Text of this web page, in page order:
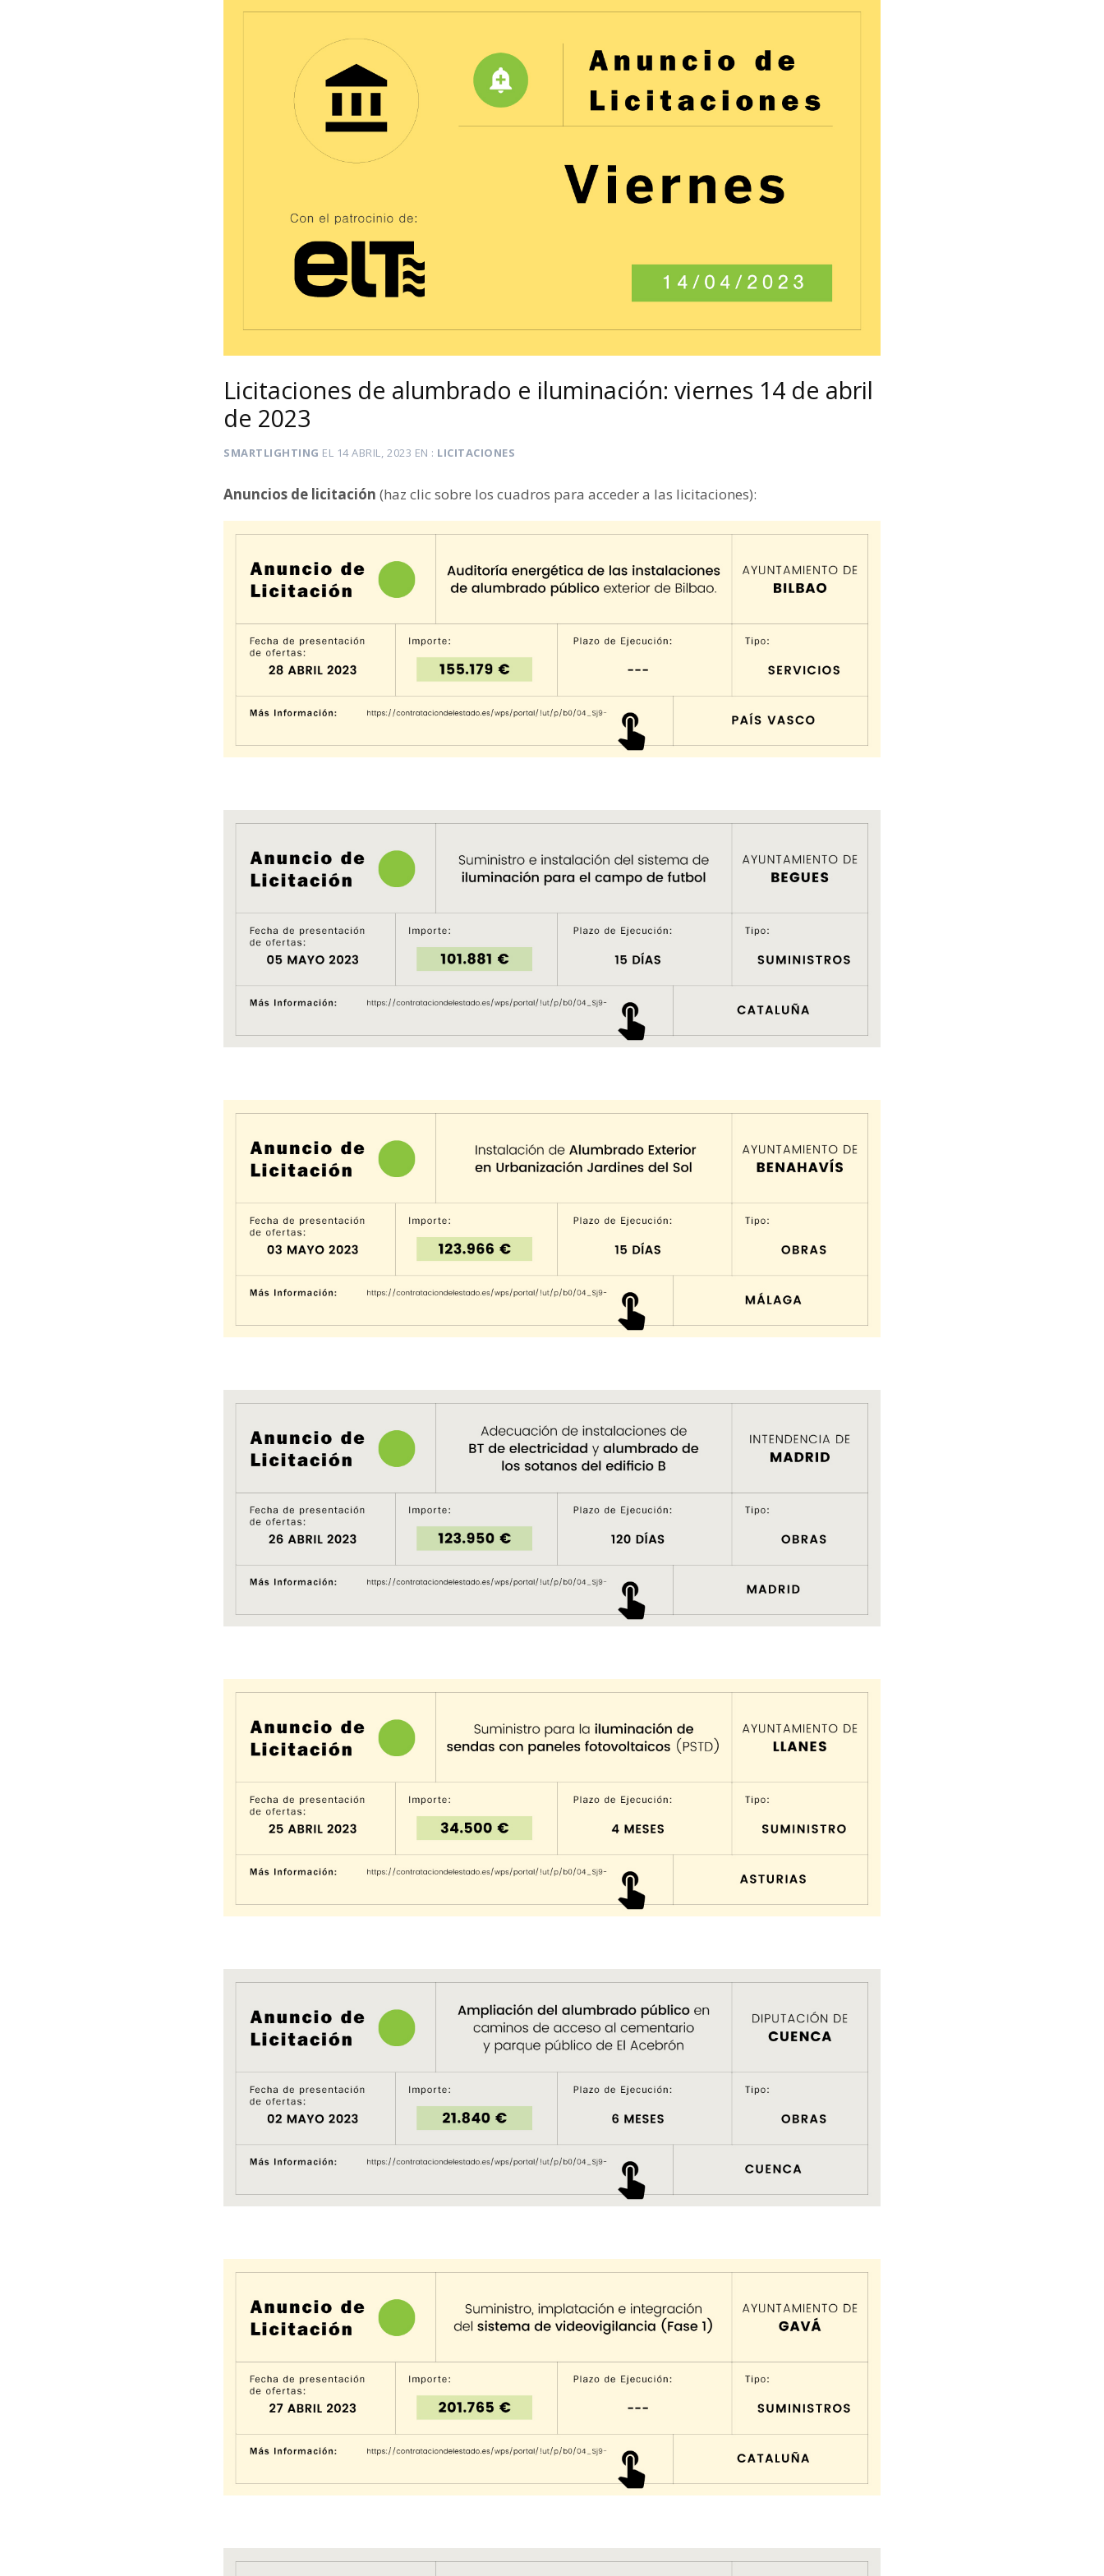
Licitaciones de alumbrado e iluminación: viernes 14 de abril
de 2023
SMARTLIGHTING EL 14 ABRIL, 2023 EN LICITACIONES
Anuncios de licitación (haz clic sobre los cuadros para acceder a las licitaciones):